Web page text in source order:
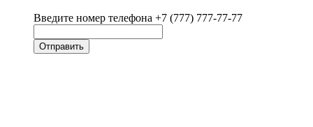
Введите номер телефона +7 (777) 777-77-77
Отправить